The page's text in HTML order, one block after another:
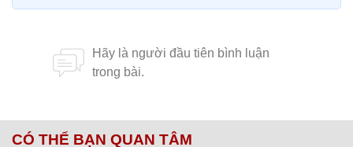
CÓ THỂ BẠN QUAN TÂM